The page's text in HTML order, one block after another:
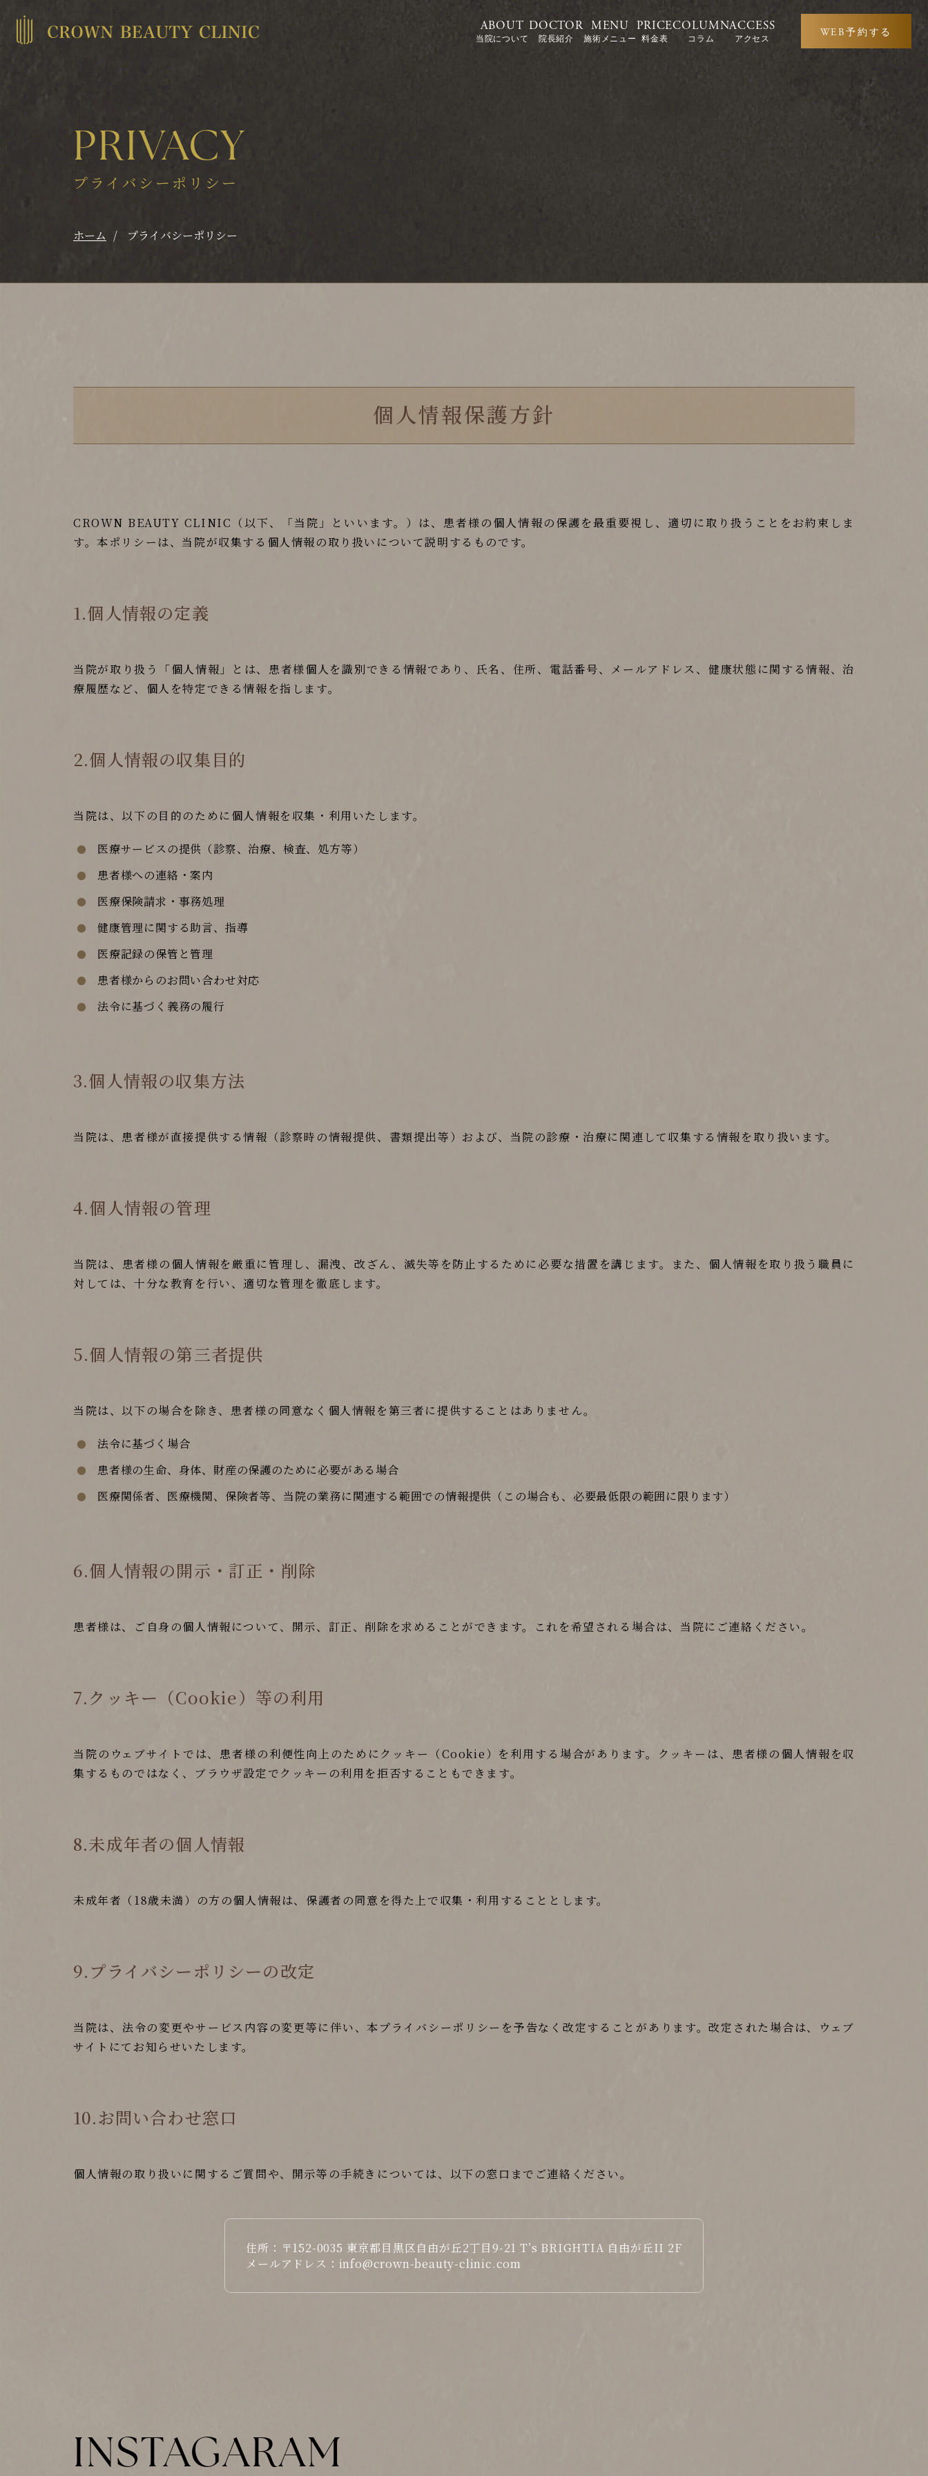
ABOUT
当院について
DOCTOR
院長紹介
MENU
施術メニュー
PRICE
料金表
COLUMN
コラム
ACCESS
アクセス WEB予約する
PRIVACY
プライバシーポリシー
ホーム プライバシーポリシー
個人情報保護方針
CROWN BEAUTY CLINIC（以下、「当院」といいます。）は、患者様の個人情報の保護を最重要視し、適切に取り扱うことをお約束しま
す。本ポリシーは、当院が収集する個人情報の取り扱いについて説明するものです。
1.個人情報の定義
当院が取り扱う「個人情報」とは、患者様個人を識別できる情報であり、氏名、住所、電話番号、メールアドレス、健康状態に関する情報、治
療履歴など、個人を特定できる情報を指します。
2.個人情報の収集目的
当院は、以下の目的のために個人情報を収集・利用いたします。
医療サービスの提供（診察、治療、検査、処方等）
患者様への連絡・案内
医療保険請求・事務処理
健康管理に関する助言、指導
医療記録の保管と管理
患者様からのお問い合わせ対応
法令に基づく義務の履行
3.個人情報の収集方法
当院は、患者様が直接提供する情報（診察時の情報提供、書類提出等）および、当院の診療・治療に関連して収集する情報を取り扱います。
4.個人情報の管理
当院は、患者様の個人情報を厳重に管理し、漏洩、改ざん、滅失等を防止するために必要な措置を講じます。また、個人情報を取り扱う職員に
対しては、十分な教育を行い、適切な管理を徹底します。
5.個人情報の第三者提供
当院は、以下の場合を除き、患者様の同意なく個人情報を第三者に提供することはありません。
法令に基づく場合
患者様の生命、身体、財産の保護のために必要がある場合
医療関係者、医療機関、保険者等、当院の業務に関連する範囲での情報提供（この場合も、必要最低限の範囲に限ります）
6.個人情報の開示・訂正・削除
患者様は、ご自身の個人情報について、開示、訂正、削除を求めることができます。これを希望される場合は、当院にご連絡ください。
7.クッキー（Cookie）等の利用
当院のウェブサイトでは、患者様の利便性向上のためにクッキー（Cookie）を利用する場合があります。クッキーは、患者様の個人情報を収
集するものではなく、ブラウザ設定でクッキーの利用を拒否することもできます。
8.未成年者の個人情報
未成年者（18歳未満）の方の個人情報は、保護者の同意を得た上で収集・利用することとします。
9.プライバシーポリシーの改定
当院は、法令の変更やサービス内容の変更等に伴い、本プライバシーポリシーを予告なく改定することがあります。改定された場合は、ウェブ
サイトにてお知らせいたします。
10.お問い合わせ窓口
個人情報の取り扱いに関するご質問や、開示等の手続きについては、以下の窓口までご連絡ください。
住所：〒152-0035 東京都目黒区自由が丘2丁目9-21 T’s BRIGHTIA 自由が丘II 2F
メールアドレス：info@crown-beauty-clinic.com
INSTAGARAM